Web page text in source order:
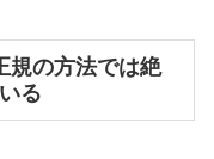
規の方法では絶
る